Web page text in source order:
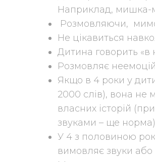
Наприклад, мишка-
Розмовляючи,
Не цікавиться
Дитина говорить «в
Розмовляє
Якщо в 4 роки у
2000 слів), вона не
власних історій
звуками – ще
У 4 з половиною
вимовляє звуки